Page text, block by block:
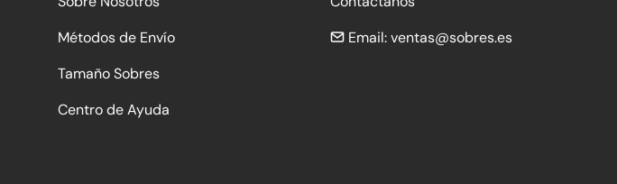
Métodos de Envío
Tamaño Sobres
Centro de Ayuda
Email:ventas@sobres.es